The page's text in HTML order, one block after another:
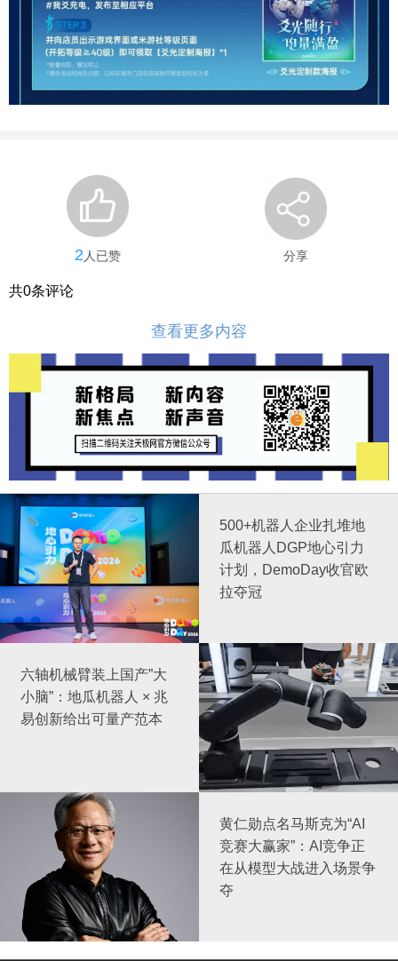
2 人已赞 分享
共0条评论
查看更多内容
500+机器人企业扎堆地
瓜机器人DGP地心引力
计划，DemoDay收官欧
拉夺冠
六轴机械臂装上国产”大
小脑”：地瓜机器人 × 兆
易创新给出可量产范本
黄仁勋点名马斯克为“AI
竞赛大赢家”：AI竞争正
在从模型大战进入场景争
夺